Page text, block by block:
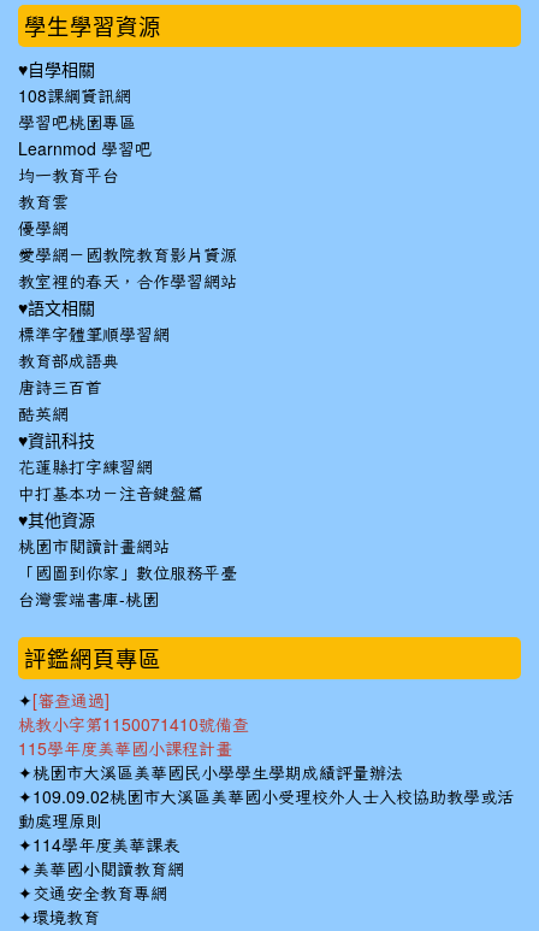
學生學習資源
♥自學相關
108課綱資訊網
學習吧桃園專區
Learnmod 學習吧
均一教育平台
教育雲
優學網
愛學網－國教院教育影片資源
教室裡的春天，合作學習網站
♥語文相關
標準字體筆順學習網
教育部成語典
唐詩三百首
酷英網
♥資訊科技
花蓮縣打字練習網
中打基本功－注音鍵盤篇
♥其他資源
桃園市閱讀計畫網站
「國圖到你家」數位服務平臺
台灣雲端書庫-桃園
::: 評鑑網頁專區
✦ [審查通過]
桃教小字第1150071410號備查
115學年度美華國小課程計畫
✦桃園市大溪區美華國民小學學生學期成績評量辦法
✦109.09.02桃園市大溪區美華國小受理校外人士入校協助教學或活
動處理原則
✦114學年度美華課表
✦美華國小閱讀教育網
✦ 交通安全教育專網
✦環境教育